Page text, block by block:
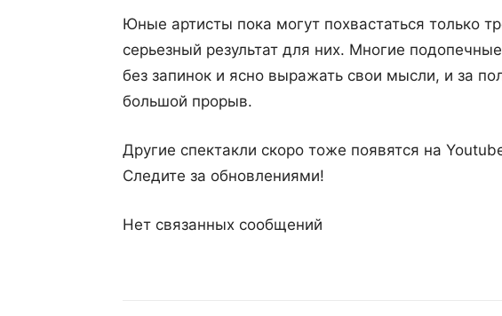
Юные артисты пока могут похвастаться только
серьезный результат для них. Многие
без запинок и ясно выражать свои мысли, и за
большой прорыв.
Другие спектакли скоро тоже появятся на
Следите за обновлениями!
Нет связанных сообщений